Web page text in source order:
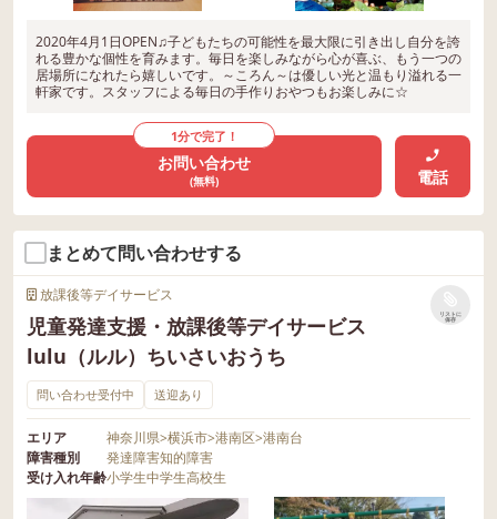
2020年4月1日OPEN♫子どもたちの可能性を最大限に引き出し自分を誇
れる豊かな個性を育みます。毎日を楽しみながら心が喜ぶ、もう一つの
居場所になれたら嬉しいです。～ころん～は優しい光と温もり溢れる一
軒家です。スタッフによる毎日の手作りおやつもお楽しみに☆
1分で完了！
お問い合わせ
(無料) 電話
まとめて問い合わせする
放課後等デイサービス
児童発達支援・放課後等デイサービス
lulu（ルル）ちいさいおうち
リストに
保存
問い合わせ受付中 送迎あり
エリア 神奈川県>横浜市>港南区>港南台
障害種別
発達障害知的障害
受け入れ年齢小学生中学生高校生